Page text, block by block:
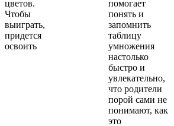
цветов.
Чтобы
выиграть,
придется
освоить
помогает
понять и
запомнить
таблицу
умножения
настолько
быстро и
увлекательно,
что родители
порой сами не
понимают, как
это